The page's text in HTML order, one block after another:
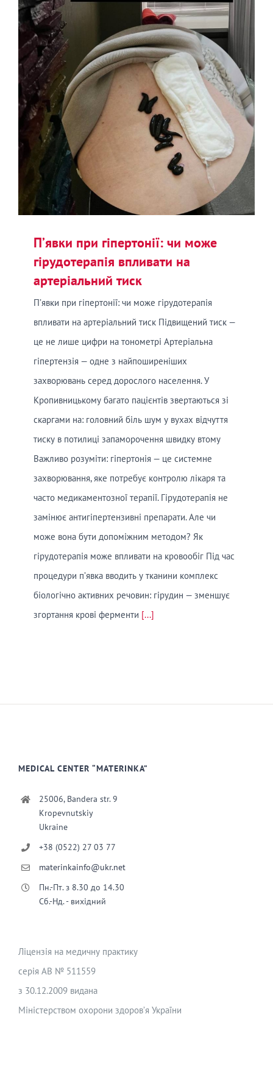
П’явки при гіпертонії: чи може
гірудотерапія впливати на
артеріальний тиск
П’явки при гіпертонії: чи може гірудотерапія
впливати на артеріальний тиск Підвищений тиск —
це не лише цифри на тонометрі Артеріальна
гіпертензія — одне з найпоширеніших
захворювань серед дорослого населення. У
Кропивницькому багато пацієнтів звертаються зі
скаргами на: головний біль шум у вухах відчуття
тиску в потилиці запаморочення швидку втому
Важливо розуміти: гіпертонія — це системне
захворювання, яке потребує контролю лікаря та
часто медикаментозної терапії. Гірудотерапія не
замінює антигіпертензивні препарати. Але чи
може вона бути допоміжним методом? Як
гірудотерапія може впливати на кровообіг Під час
процедури п’явка вводить у тканини комплекс
біологічно активних речовин: гірудин — зменшує
згортання крові ферменти [...]
MEDICAL CENTER “MATERINKA”
25006, Bandera str. 9
Kropevnutskiy
Ukraine
+38 (0522) 27 03 77
materinkainfo@ukr.net
Пн.-Пт. з 8.30 до 14.30
Сб.-Нд. - вихідний
Ліцензія на медичну практику
серія АВ № 511559
з 30.12.2009 видана
Міністерством охорони здоров’я України